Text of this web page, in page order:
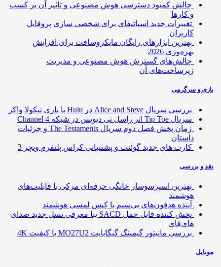
چالش کمبود دسترسی هوش مصنوعی و تاثیر آن بر کسب
و کارها
تغییرات جدید اسپاتیفای برای شخصی سازی پروفایل
کاربران
بهترین ابزارهای رایگان مایکروسافت برای افزایش
بهره‌وری 2026
چالش‌های گسترش هوش مصنوعی و مدیریت
زیرساخت‌های آن
و سرگرمی
بررسی سریال Alice and Steve در Hulu با بازی نیکولا واکر
سریال Tip Toe اثر راسل تی دیویس در شبکه Channel 4
زمان پخش فصل دوم سریال The Testaments و جزئیات
داستان
کارت های جدید گوئنت و پشتیبانی کراس پلتفرم ویچر 3
و بررسی
بهترین اسپرسوساز خانگی حرفه‌ای مرکی با قابلیت‌های
هوشمند
آینده هدفون‌های بی‌سیم با کیس لمسی هوشمند
پخش کننده قابل حمل SACD یبا معرفی نسل جدید صدای
های‌فای
بررسی مانیتور گیمینگ گیگابایت MO27U2 با کیفیت 4K